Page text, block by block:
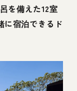
まれる宿】
れる宿】
まれる宿】
を備えた12室
に宿泊できるド